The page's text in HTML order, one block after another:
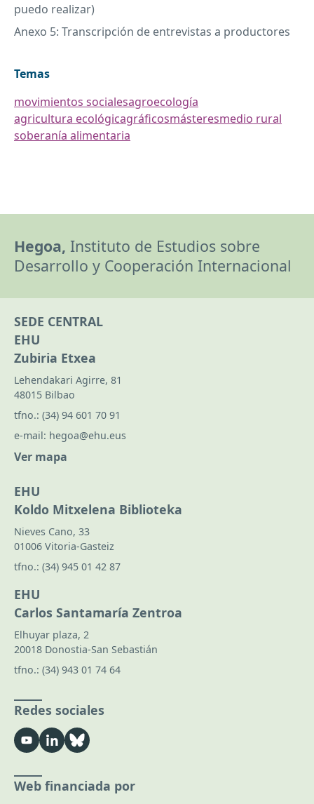
puedo realizar)
Anexo 5: Transcripción de entrevistas a productores
Temas
movimientos socialesagroecología
agricultura ecológicagráficosmásteresmedio rural
soberanía alimentaria
Hegoa, Instituto de Estudios sobre
Desarrollo y Cooperación Internacional
SEDE CENTRAL
EHU
Zubiria Etxea
Lehendakari Agirre, 81
48015 Bilbao
tfno.: (34) 94 601 70 91
e-mail: hegoa@ehu.eus
Ver mapa
EHU
Koldo Mitxelena Biblioteka
Nieves Cano, 33
01006 Vitoria-Gasteiz
tfno.: (34) 945 01 42 87
EHU
Carlos Santamaría Zentroa
Elhuyar plaza, 2
20018 Donostia-San Sebastián
tfno.: (34) 943 01 74 64
Redes sociales
Web financiada por